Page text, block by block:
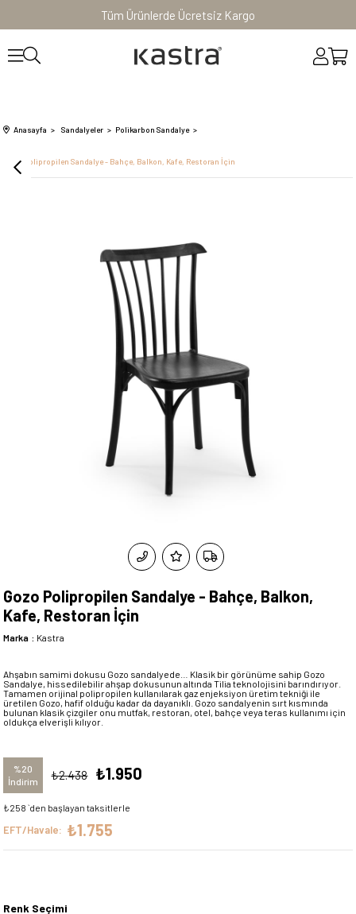
Tüm Ürünlerde Ücretsiz Kargo
Anasayfa Sandalyeler Polikarbon Sandalye
Gozo Polipropilen Sandalye - Bahçe, Balkon, Kafe, Restoran İçin
Gozo Polipropilen Sandalye - Bahçe, Balkon,
Kafe, Restoran İçin
Marka : Kastra
Ahşabın samimi dokusu Gozo sandalyede… Klasik bir görünüme sahip Gozo
Sandalye, hissedilebilir ahşap dokusunun altında Tilia teknolojisini barındırıyor.
Tamamen orijinal polipropilen kullanılarak gaz enjeksiyon üretim tekniği ile
üretilen Gozo, hafif olduğu kadar da dayanıklı. Gozo sandalyenin sırt kısmında
bulunan klasik çizgiler onu mutfak, restoran, otel, bahçe veya teras kullanımı için
oldukça elverişli kılıyor.
%20
İndirim
₺2.438 ₺1.950
₺258 `den başlayan taksitlerle
EFT/Havale: ₺1.755
Renk Seçimi